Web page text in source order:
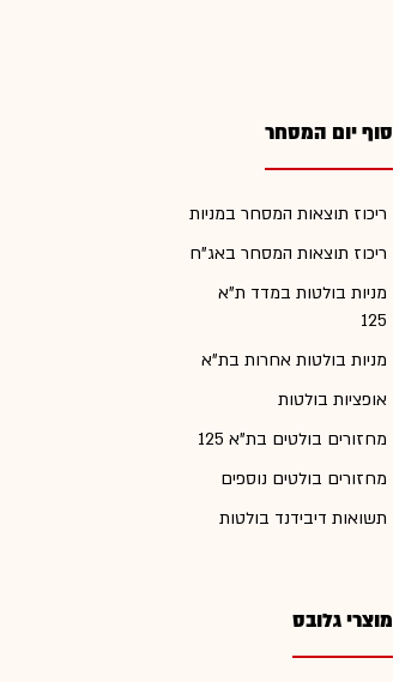
סוף יום המסחר
ריכוז תוצאות המסחר במניות
ריכוז תוצאות המסחר באג"ח
מניות בולטות במדד ת"א
125
מניות בולטות אחרות בת"א
אופציות בולטות
מחזורים בולטים בת"א 125
מחזורים בולטים נוספים
תשואות דיבידנד בולטות
מוצרי גלובס